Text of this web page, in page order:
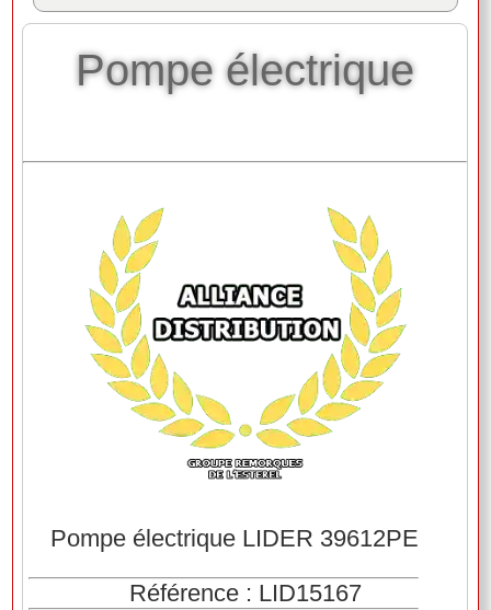
Pompe électrique
Pompe électrique LIDER 39612PE
Référence : LID15167